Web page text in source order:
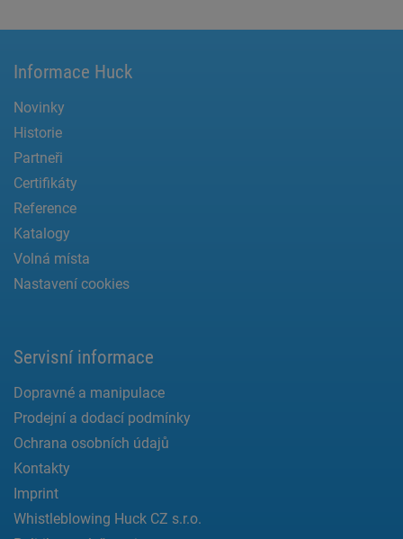
Informace Huck
Novinky
Historie
Partneři
Certifikáty
Reference
Katalogy
Volná místa
Nastavení cookies
Servisní informace
Dopravné a manipulace
Prodejní a dodací podmínky
Ochrana osobních údajů
Kontakty
Imprint
Whistleblowing Huck CZ s.r.o.